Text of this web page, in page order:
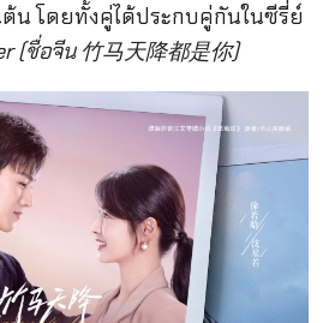
น โดยทั้งคู่ได้ประกบคู่กันในซีรี่ย์
(ชื่อจีน 竹马天降都是你)